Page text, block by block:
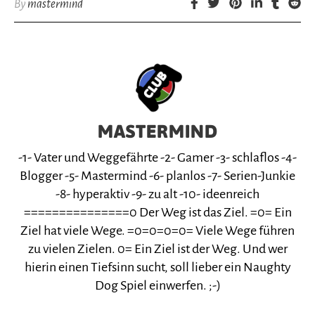
By mastermind
MASTERMIND
-1- Vater und Weggefährte -2- Gamer -3- schlaflos -4-
Blogger -5- Mastermind -6- planlos -7- Serien-Junkie
-8- hyperaktiv -9- zu alt -10- ideenreich
===============0 Der Weg ist das Ziel. =0= Ein
Ziel hat viele Wege. =0=0=0=0= Viele Wege führen
zu vielen Zielen. 0= Ein Ziel ist der Weg. Und wer
hierin einen Tiefsinn sucht, soll lieber ein Naughty
Dog Spiel einwerfen. ;-)